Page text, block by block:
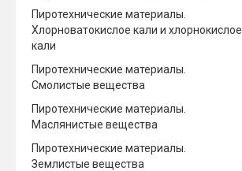
Пиротехнические материалы.
Хлорноватокислое кали и хлорнокислое
кали
Пиротехнические материалы.
Смолистые вещества
Пиротехнические материалы.
Маслянистые вещества
Пиротехнические материалы.
Землистые вещества